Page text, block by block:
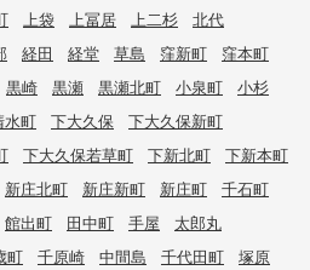
上袋 上冨居 上二杉
北代
経田 経堂 草島 窪新町
窪本町
黒崎 黒瀬 黒瀬北町 小泉町
小杉
水町 下大久保
下大久保新町
下大久保若草町 下新北町
下新本町
新庄北町 新庄新町 新庄町
千石町
館出町 田中町 手屋
太郎丸
町 千原崎 中間島 千代田町
塚原